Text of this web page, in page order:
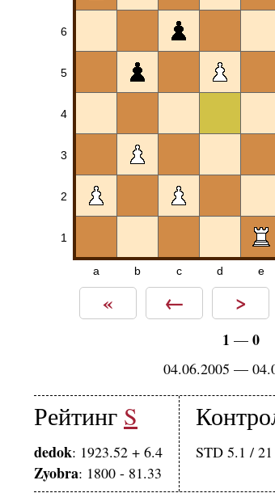
6
5
4
3
2
1
a b c d e
« ← >
1 — 0
04.06.2005 —
Рейтинг S
dedok: 1923.52 + 6.4
Zyobra: 1800 - 81.33
STD 5.1 / 21